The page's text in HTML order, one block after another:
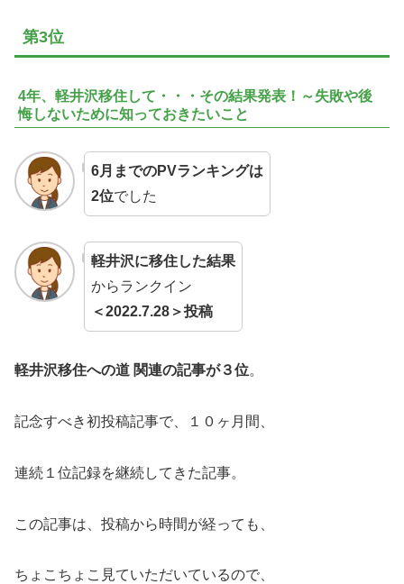
第3位
4年、軽井沢移住して・・・その結果発表！～失敗や後
悔しないために知っておきたいこと
6月までのPVランキングは
2位でした
軽井沢に移住した結果
からランクイン
＜2022.7.28＞投稿
軽井沢移住への道 関連の記事が３位。
記念すべき初投稿記事で、１０ヶ月間、
連続１位記録を継続してきた記事。
この記事は、投稿から時間が経っても、
ちょこちょこ見ていただいているので、